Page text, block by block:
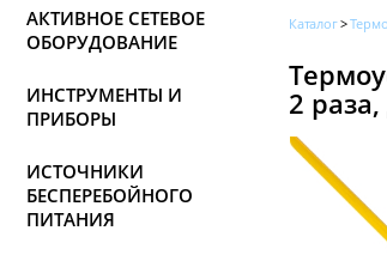
АКТИВНОЕ СЕТЕВОЕ
ОБОРУДОВАНИЕ
ИНСТРУМЕНТЫ И
ПРИБОРЫ
ИСТОЧНИКИ
БЕСПЕРЕБОЙНОГО
ПИТАНИЯ
Каталог
2